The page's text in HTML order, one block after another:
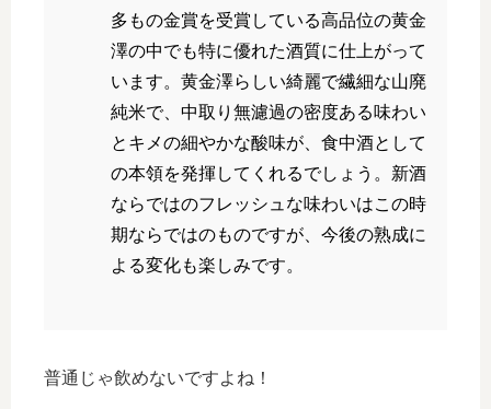
多もの金賞を受賞している高品位の黄金
澤の中でも特に優れた酒質に仕上がって
います。黄金澤らしい綺麗で繊細な山廃
純米で、中取り無濾過の密度ある味わい
とキメの細やかな酸味が、食中酒として
の本領を発揮してくれるでしょう。新酒
ならではのフレッシュな味わいはこの時
期ならではのものですが、今後の熟成に
よる変化も楽しみです。
普通じゃ飲めないですよね！